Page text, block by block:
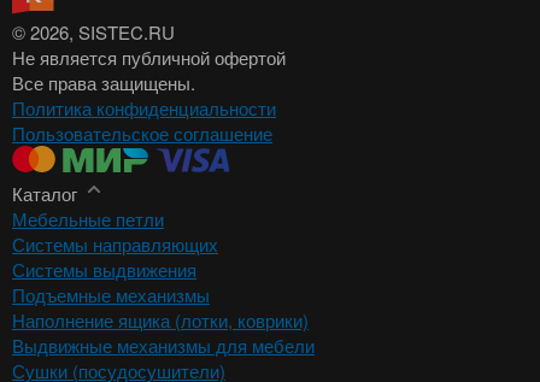
© 2026, SISTEC.RU
Не является публичной офертой
Все права защищены.
Политика конфиденциальности
Пользовательское соглашение
Каталог
Мебельные петли
Системы направляющих
Системы выдвижения
Подъемные механизмы
Наполнение ящика (лотки, коврики)
Выдвижные механизмы для мебели
Сушки (посудосушители)